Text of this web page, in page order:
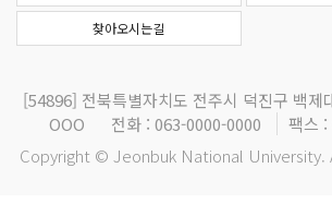
찾아오시는길
[54896] 전북특별자치도 전주시 덕진구 백제
OOO
전화 : 063-0000-0000
팩스
Copyright © Jeonbuk National University.